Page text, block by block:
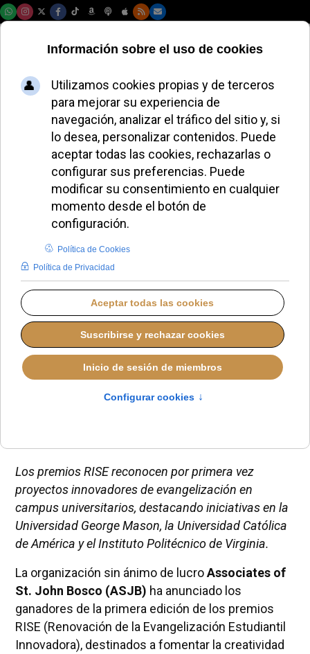
Premios RISE:
reconocimiento a la
innovación en
proyectos de
evangelización
universitaria
REDACCIÓN AMÉRICA DEL NORTE MARTES, 12 AGOSTO 2025 11:18
Los premios RISE reconocen por primera vez
proyectos innovadores de evangelización en
campus universitarios, destacando iniciativas en la
Universidad George Mason, la Universidad Católica
de América y el Instituto Politécnico de Virginia.
La organización sin ánimo de lucroAssociates of
St. John Bosco (ASJB) ha anunciado los
ganadores de la primera edición de los premios
RISE (Renovación de la Evangelización Estudiantil
Innovadora), destinados a fomentar la creatividad